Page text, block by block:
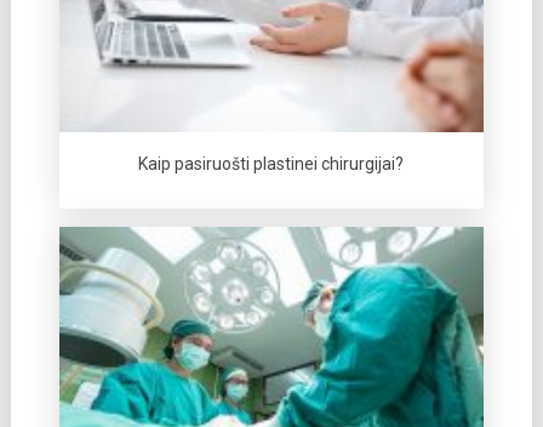
Kaip pasiruošti plastinei chirurgijai?